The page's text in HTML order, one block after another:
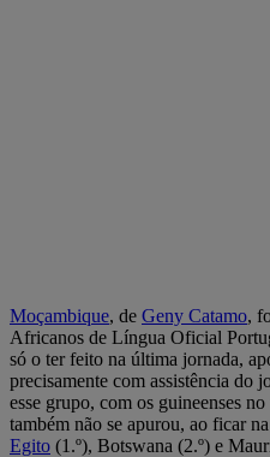
Moçambique, de Geny Catamo,
Africanos de Língua Oficial
só o ter feito na última jornada,
precisamente com assistência do
esse grupo, com os guineenses
também não se apurou, ao ficar
Egito (1.º), Botswana (2.º) e